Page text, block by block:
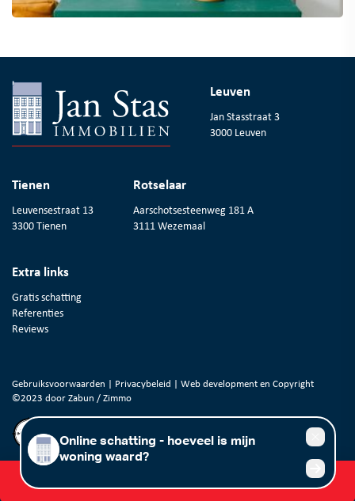
Leuven
Jan Stasstraat 3
3000 Leuven
Tienen
Leuvensestraat 13
3300 Tienen
Rotselaar
Aarschotsesteenweg 181 A
3111 Wezemaal
Extra links
Gratis schatting
Referenties
Reviews
Gebruiksvoorwaarden | Privacybeleid | Web development en Copyright
©2023 doorZabun /Zimmo